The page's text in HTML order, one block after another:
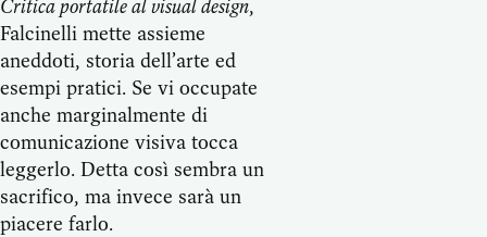
Critica portatile al visual design,
Falcinelli mette assieme
aneddoti, storia dell’arte ed
esempi pratici. Se vi occupate
anche marginalmente di
comunicazione visiva tocca
leggerlo. Detta così sembra un
sacrifico, ma invece sarà un
piacere farlo.